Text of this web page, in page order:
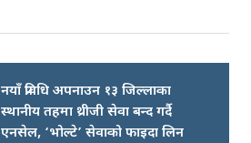
नयाँ प्रविधि अपनाउन १३ जिल्लाका
स्थानीय तहमा थ्रीजी सेवा बन्द गर्दै
एनसेल, ‘भोल्टे’ सेवाको फाइदा लिन